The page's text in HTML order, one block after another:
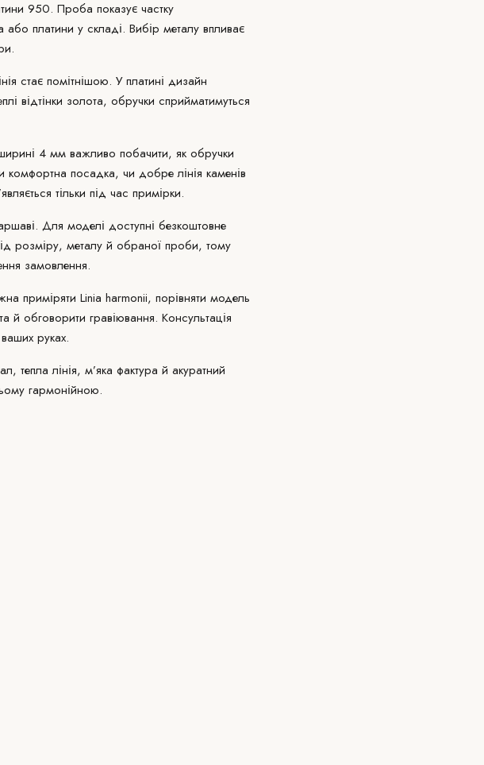
950. Проба показує частку
платини у складі. Вибір металу впливає
стає помітнішою. У платині дизайн
відтінки золота, обручки сприйматимуться
4 мм важливо побачити, як обручки
комфортна посадка, чи добре лінія каменів
тільки під час примірки.
Для моделі доступні безкоштовне
розміру, металу й обраної проби, тому
замовлення.
приміряти Linia harmonii, порівняти модель
й обговорити гравіювання. Консультація
руках.
тепла лінія, м’яка фактура й акуратний
гармонійною.